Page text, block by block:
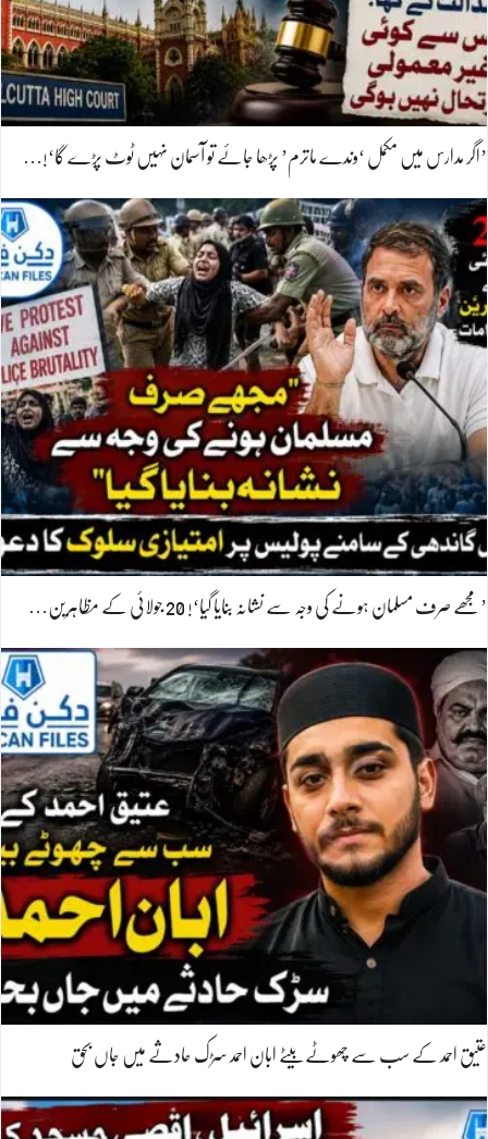
’اگر مدارس میں مکمل ‘وندے ماترم’ پڑھا جائے تو آسمان نہیں ٹوٹ پڑے گا‘!…
’مجھے صرف مسلمان ہونے کی وجہ سے نشانہ بنایا گیا‘! 20 جولائی کے مظاہرین…
عتیق احمد کے سب سے چھوٹے بیٹے ابان احمد سڑک حادثے میں جاں بحق